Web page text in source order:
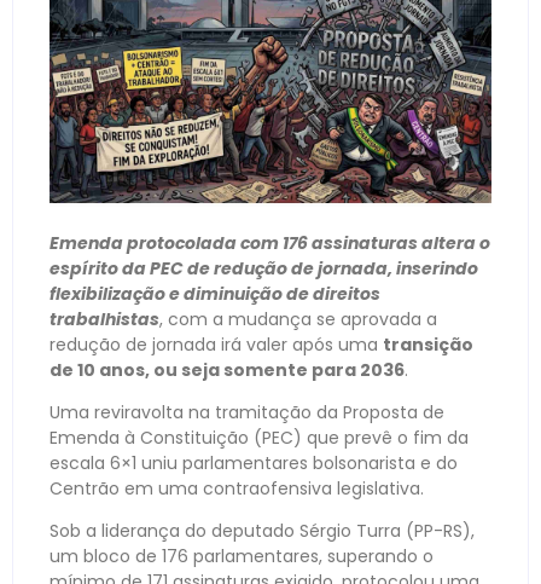
Emenda protocolada com 176 assinaturas altera o
espírito da PEC de redução de jornada, inserindo
flexibilização e diminuição de direitos
trabalhistas, com a mudança se aprovada a
redução de jornada irá valer após uma transição
de 10 anos, ou seja somente para 2036.
Uma reviravolta na tramitação da Proposta de
Emenda à Constituição (PEC) que prevê o fim da
escala 6×1 uniu parlamentares bolsonarista e do
Centrão em uma contraofensiva legislativa.
Sob a liderança do deputado Sérgio Turra (PP-RS),
um bloco de 176 parlamentares, superando o